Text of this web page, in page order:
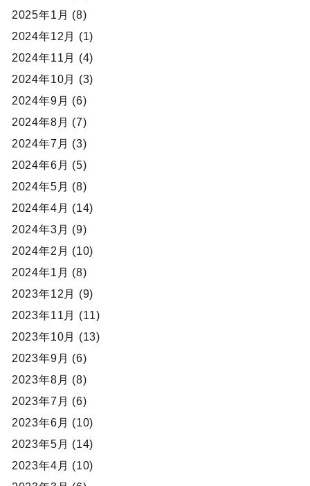
2025年1月 (8)
2024年12月 (1)
2024年11月 (4)
2024年10月 (3)
2024年9月 (6)
2024年8月 (7)
2024年7月 (3)
2024年6月 (5)
2024年5月 (8)
2024年4月 (14)
2024年3月 (9)
2024年2月 (10)
2024年1月 (8)
2023年12月 (9)
2023年11月 (11)
2023年10月 (13)
2023年9月 (6)
2023年8月 (8)
2023年7月 (6)
2023年6月 (10)
2023年5月 (14)
2023年4月 (10)